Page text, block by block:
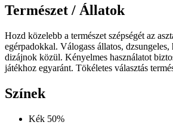
Természet / Állatok
Hozd közelebb a természet szépségét az
egérpadokkal. Válogass állatos,
dizájnok közül. Kényelmes használatot
játékhoz egyaránt. Tökéletes választás
Színek
Kék 50%